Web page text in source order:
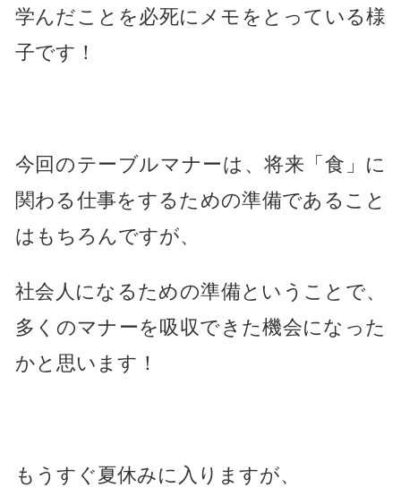
学んだことを必死にメモをとっている様
子です！
今回のテーブルマナーは、将来「食」に
関わる仕事をするための準備であること
はもちろんですが、
社会人になるための準備ということで、
多くのマナーを吸収できた機会になった
かと思います！
もうすぐ夏休みに入りますが、